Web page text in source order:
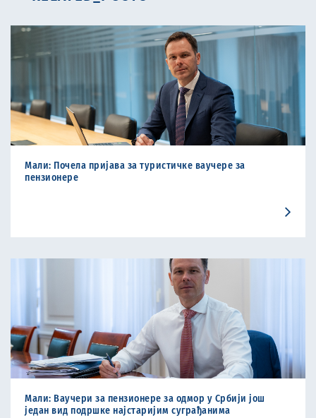
Мали: Почела пријава за туристичке ваучере за
пензиoнере
Мали: Ваучери за пензионере за одмор у Србији још
један вид подршке најстаријим суграђанима